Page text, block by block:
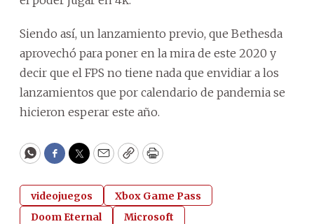
Siendo así, un lanzamiento previo, que Bethesda
aprovechó para poner en la mira de este 2020 y
decir que el FPS no tiene nada que envidiar a los
lanzamientos que por calendario de pandemia se
hicieron esperar este año.
WhatsApp
Facebook
Twitter
EmailCopyPrint
videojuegos
Xbox Game Pass
Doom Eternal
Microsoft